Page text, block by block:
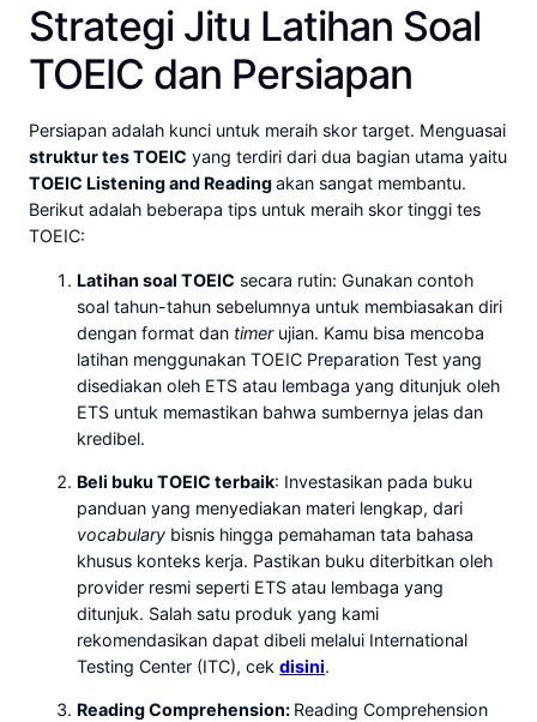
Strategi Jitu Latihan Soal
TOEIC dan Persiapan
Persiapan adalah kunci untuk meraih skor target. Menguasai
struktur tes TOEIC yang terdiri dari dua bagian utama yaitu
TOEIC Listening and Readingakan sangat membantu.
Berikut adalah beberapa tips untuk meraih skor tinggi tes
TOEIC:
Latihan soal TOEIC secara rutin: Gunakan contoh
soal tahun-tahun sebelumnya untuk membiasakan diri
dengan format dan timerujian. Kamu bisa mencoba
latihan menggunakan TOEIC Preparation Test yang
disediakan oleh ETS atau lembaga yang ditunjuk oleh
ETS untuk memastikan bahwa sumbernya jelas dan
kredibel.
Beli buku TOEIC terbaik: Investasikan pada buku
panduan yang menyediakan materi lengkap, dari
vocabulary bisnis hingga pemahaman tata bahasa
khusus konteks kerja. Pastikan buku diterbitkan oleh
provider resmi seperti ETS atau lembaga yang
ditunjuk. Salah satu produk yang kami
rekomendasikan dapat dibeli melalui International
Testing Center (ITC), cekdisini.
Reading Comprehension: Reading Comprehension